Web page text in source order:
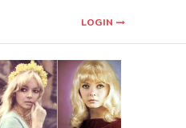
LOGIN